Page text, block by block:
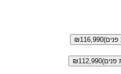
₪116,990
₪112,990